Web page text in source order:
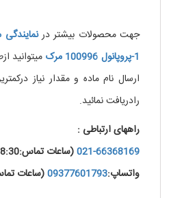
جهت محصولات بیشتر درنمایندگی
1-پروپانول 100996 مرک
میتوانید
ارسال نام ماده و مقدار نیاز
رادریافت نمائید.
راههای ارتباطی :
021-66368169(ساعات تماس:8:30 الی 19)
واتساپ:09377601793(ساعات تماس